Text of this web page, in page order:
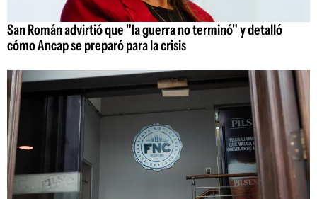
San Román advirtió que "la guerra no terminó" y detalló
cómo Ancap se preparó para la crisis